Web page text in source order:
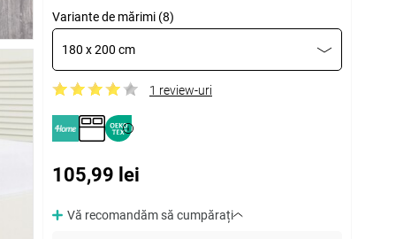
Variante de mărimi (8)
180 x 200 cm
1 review-uri
105,99 lei
Vă recomandăm să cumpărați